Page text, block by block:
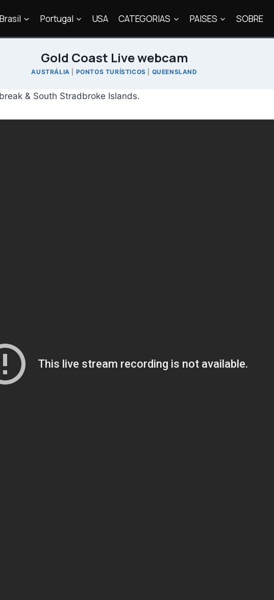
Brasil Portugal USA CATEGORIAS PAISES SOBRE
Gold Coast Live webcam
AUSTRÁLIA PONTOS TURÍSTICOS QUEENSLAND
& South Stradbroke Islands.